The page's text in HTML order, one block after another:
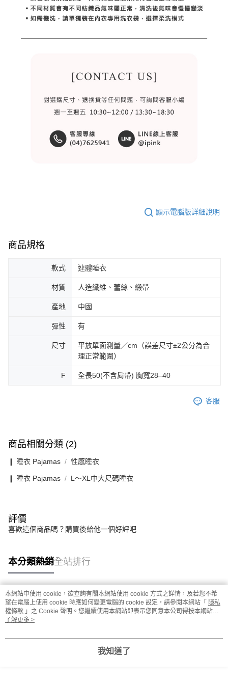
顯示電腦版詳細說明
商品規格
款式 連體睡衣
材質 人造纖維、蕾絲、緞帶
產地 中國
彈性 有
尺寸
平放單面測量／cm（誤差尺寸±2公分為合
理正常範圍）
F 全長50(不含肩帶) 胸寬28–40
客服
商品相關分類 (2)
❙ 睡衣 Pajamas 性感睡衣
❙ 睡衣 Pajamas L〜XL中大尺碼睡衣
評價
喜歡這個商品嗎？購買後給他一個好評吧
本分類熱銷全站排行
熱門標籤
本網站中使用 cookie，欲查詢有關本網站使用 cookie 方式之詳情，及若您不希
望在電腦上使用 cookie 時應如何變更電腦的 cookie 設定，請參閱本網站「 隱私
權條款 」之 Cookie 聲明。您繼續使用本網站即表示您同意本公司得按本網站使
用條款之 Cookie 聲明使用 cookie。
了解更多 >
我知道了